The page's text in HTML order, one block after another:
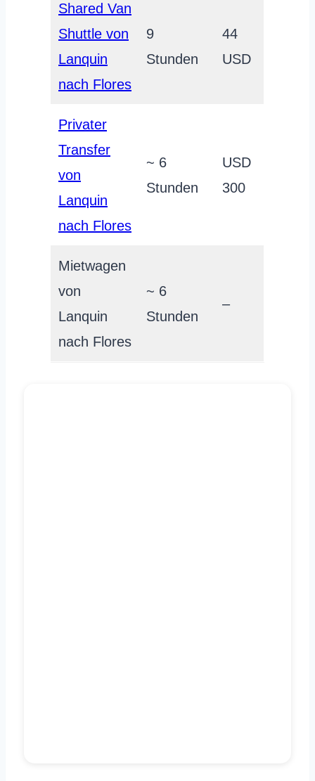
Shared Van
Shuttle von
Lanquin
nach Flores
9
Stunden
44
USD
Privater
Transfer
von
Lanquin
nach Flores
~ 6
Stunden
USD
300
Mietwagen
von
Lanquin
nach Flores
~ 6
Stunden
–